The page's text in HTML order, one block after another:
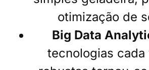
otimização de
Big Data
tecnologias cada